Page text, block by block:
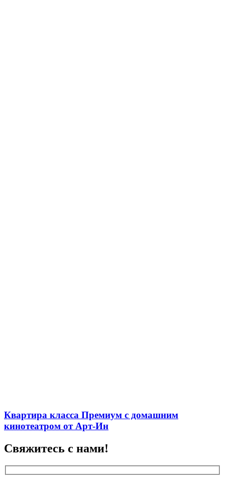
Квартира класса Премиум с домашним
кинотеатром от Арт-Ин
Свяжитесь с нами!